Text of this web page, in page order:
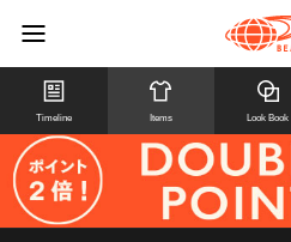
Timeline Items Look Book